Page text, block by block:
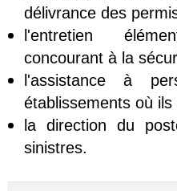
délivrance des
l'entretien
concourant à la
l'assistance à
établissements où ils
la direction du
sinistres.